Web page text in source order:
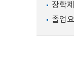
장학
졸업